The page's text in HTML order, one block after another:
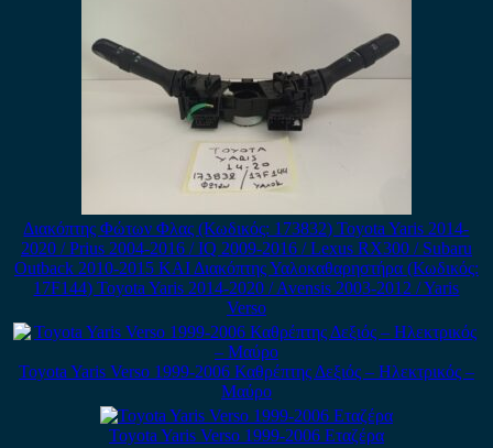
Διακόπτης Φώτων Φλας (Κωδικός: 173832) Toyota Yaris 2014-
2020 / Prius 2004-2016 / IQ 2009-2016 / Lexus RX300 / Subaru
Outback 2010-2015 ΚΑΙ Διακόπτης Υαλοκαθαρηστήρα (Κωδικός:
17F144) Toyota Yaris 2014-2020 / Avensis 2003-2012 / Yaris
Verso
Toyota Yaris Verso 1999-2006 Καθρέπτης Δεξιός – Ηλεκτρικός –
Μαύρο
Toyota Yaris Verso 1999-2006 Εταζέρα